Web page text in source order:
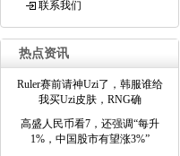
联系我们
热点资讯
Ruler赛前请神Uzi了，韩服谁给
我买Uzi皮肤，RNG确
高盛人民币看7，还强调“每升
1%，中国股市有望涨3%”